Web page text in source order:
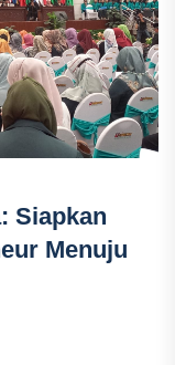
Siapkan
Menuju